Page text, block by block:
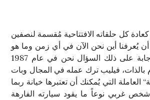
كل حلقاته الافتتاحية مُقسمة لنصفين
يُعرفنا أين نحن الآن في أي زمن وما هو
حال الشخصيات واجابة على ذلك السؤال نحن في عام 1987
فيليب ترك عمله في المجال وبات
العاملة التي يُمكنك أن تعتبرها خيانة ربما
غربي نوعاً ما يقود سيارته الفارهة